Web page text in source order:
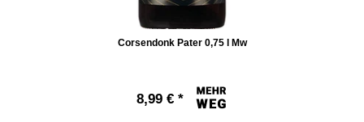
Corsendonk Pater 0,75 l Mw
8,99 € *